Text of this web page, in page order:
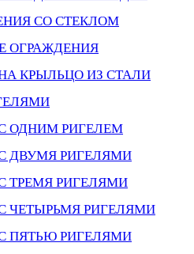
СО СТЕКЛОМ
ОГРАЖДЕНИЯ
КРЫЛЬЦО ИЗ СТАЛИ
ОДНИМ РИГЕЛЕМ
ДВУМЯ РИГЕЛЯМИ
ТРЕМЯ РИГЕЛЯМИ
ЧЕТЫРЬМЯ РИГЕЛЯМИ
ПЯТЬЮ РИГЕЛЯМИ